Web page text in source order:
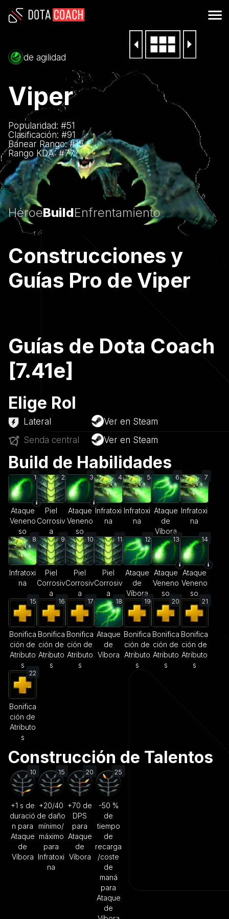
de agilidad
Viper
Popularidad: #51
Clasificación: #91
Banear Rango: #15
Rango KDA: #77
HéroeBuildEnfrentamiento
Construcciones y
Guías Pro de Viper
Guías de Dota Coach
[7.41e]
Elige Rol
Lateral
Ver en Steam
Senda central
Ver en Steam
Build de Habilidades
1
Ataque
Veneno
so
2
Piel
Corrosiv
a
3
Ataque
Veneno
so
4
Infratoxi
na
5
Infratoxi
na
6
Ataque
de
Víbora
7
Infratoxi
na
8
Infratoxi
na
9
Piel
Corrosiv
a
10
Piel
Corrosiv
a
11
Piel
Corrosiv
a
12
Ataque
de
Víbora
13
Ataque
Veneno
so
14
Ataque
Veneno
so
15
Bonifica
ción de
Atributo
s
16
Bonifica
ción de
Atributo
s
17
Bonifica
ción de
Atributo
s
18
Ataque
de
Víbora
19
Bonifica
ción de
Atributo
s
20
Bonifica
ción de
Atributo
s
21
Bonifica
ción de
Atributo
s
22
Bonifica
ción de
Atributo
s
Construcción de Talentos
10
+1 s de
duració
n para
Ataque
de
Víbora
15
+20/40
de daño
mínimo/
máximo
para
Infratoxi
na
20
+70 de
DPS
para
Ataque
de
Víbora
25
-50 %
de
tiempo
de
recarga
/coste
de
maná
para
Ataque
de